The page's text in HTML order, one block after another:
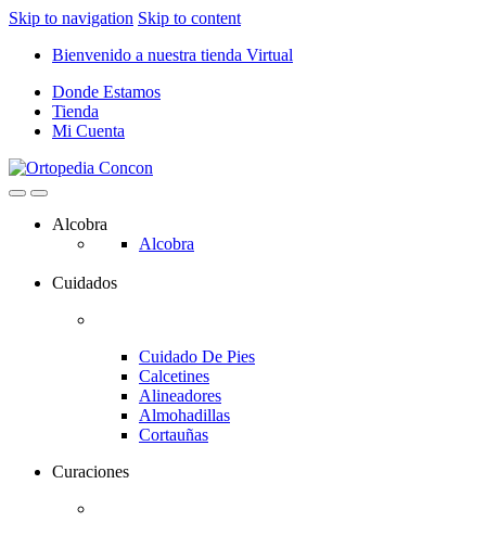
Skip to navigation Skip to content
Bienvenido a nuestra tienda Virtual
Donde Estamos
Tienda
Mi Cuenta
Alcobra
Alcobra
Cuidados
Cuidado De Pies
Calcetines
Alineadores
Almohadillas
Cortauñas
Curaciones